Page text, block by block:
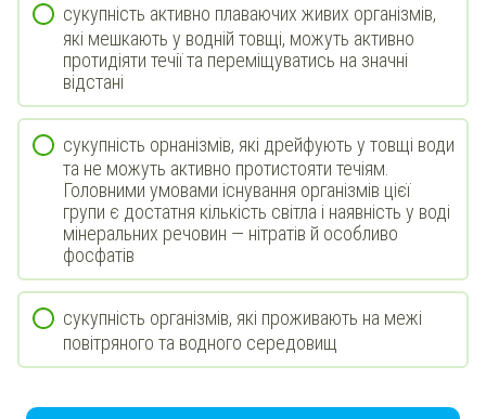
сукупність активно плаваючих живих організмів,
які мешкають у водній товщі, можуть активно
протидіяти течії та переміщуватись на значні
відстані
сукупність орнанізмів, які дрейфують у товщі води
та не можуть активно протистояти течіям.
Головними умовами існування організмів цієї
групи є достатня кількість світла і наявність у воді
мінеральних речовин — нітратів й особливо
фосфатів
сукупність організмів, які проживають на межі
повітряного та водного середовищ